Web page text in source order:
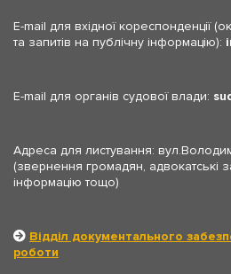
E-mail для вхідної кореспонденції
та запитів на публічну інформацію):
E-mail для органів судової влади:
Адреса для листування:
(звернення громадян, адвокатські
інформацію тощо)
Відділ документального
роботи